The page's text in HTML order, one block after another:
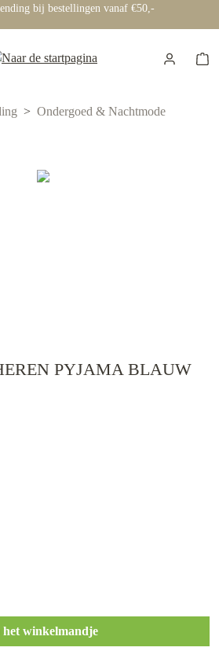
bij bestellingen vanaf €50,-
Ondergoed & Nachtmode
PYJAMA BLAUW
winkelmandje